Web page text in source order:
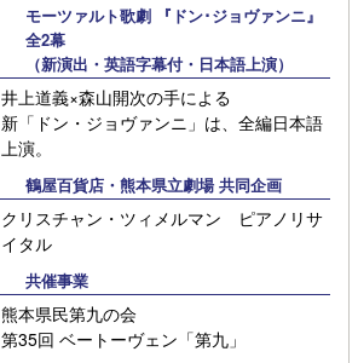
モーツァルト歌劇 『ドン･ジョヴァンニ』
全2幕
（新演出・英語字幕付・日本語上演）
井上道義×森山開次の手による
新「ドン・ジョヴァンニ」は、全編日本語
上演。
鶴屋百貨店・熊本県立劇場 共同企画
クリスチャン・ツィメルマン ピアノリサ
イタル
共催事業
熊本県民第九の会
第35回 ベートーヴェン「第九」